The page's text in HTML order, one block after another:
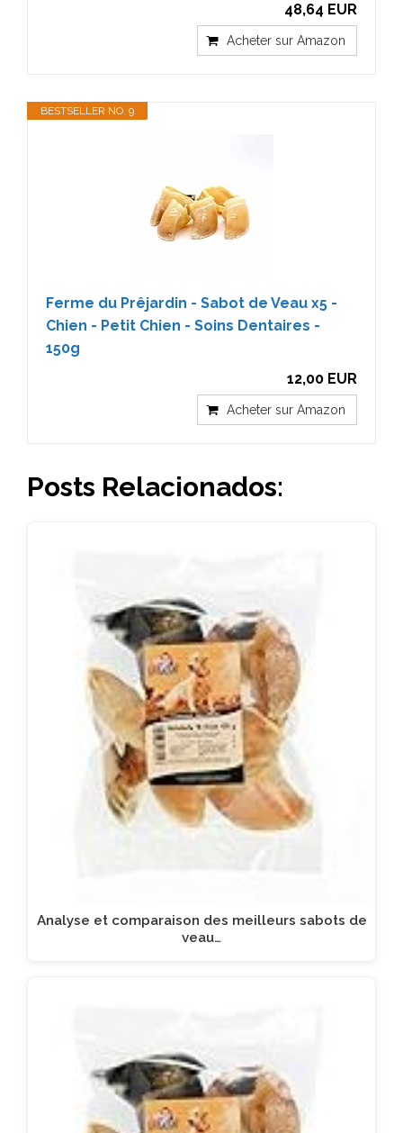
48,64 EUR
Acheter sur Amazon
BESTSELLER NO. 9
Ferme du Prêjardin - Sabot de Veau x5 -
Chien - Petit Chien - Soins Dentaires -
150g
12,00 EUR
Acheter sur Amazon
Posts Relacionados:
Analyse et comparaison des meilleurs sabots de
veau…